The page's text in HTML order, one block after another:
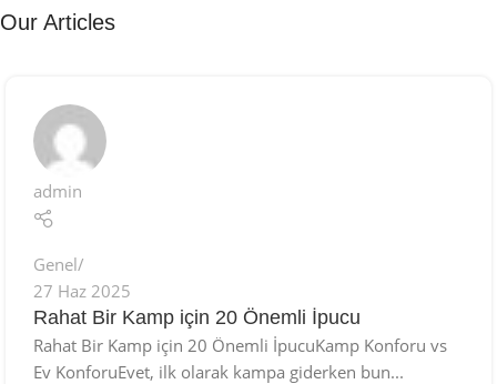
Our Articles
admin
Genel
27 Haz 2025
Rahat Bir Kamp için 20 Önemli İpucu
Rahat Bir Kamp için 20 Önemli İpucuKamp Konforu vs
Ev KonforuEvet, ilk olarak kampa giderken bun...